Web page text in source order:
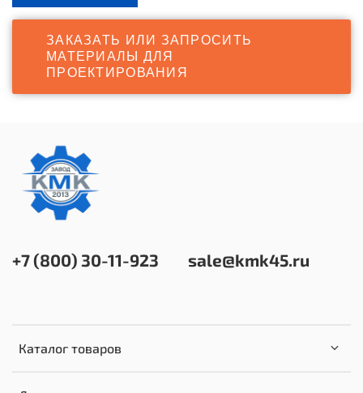
ЗАКАЗАТЬ ИЛИ ЗАПРОСИТЬ
МАТЕРИАЛЫ ДЛЯ
ПРОЕКТИРОВАНИЯ
Каталог товаров
+7 (800) 30-11-923 sale@kmk45.ru